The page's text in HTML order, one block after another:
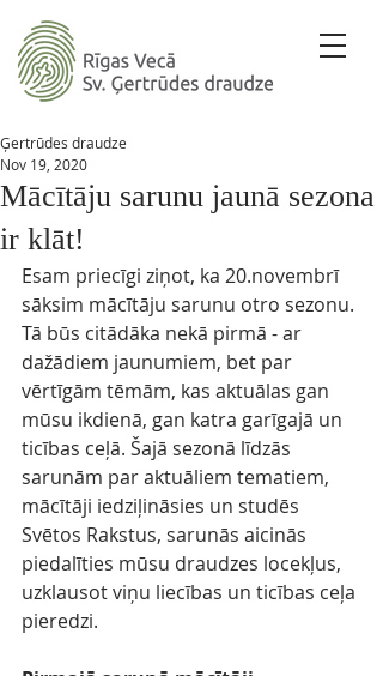
Mācītāju sarunu jaunā sezona
ir klāt!
Ģertrūdes draudze
Nov 19, 2020
Esam priecīgi ziņot, ka 20.novembrī
sāksim mācītāju sarunu otro sezonu.
Tā būs citādāka nekā pirmā - ar
dažādiem jaunumiem, bet par
vērtīgām tēmām, kas aktuālas gan
mūsu ikdienā, gan katra garīgajā un
ticības ceļā. Šajā sezonā līdzās
sarunām par aktuāliem tematiem,
mācītāji iedziļināsies un studēs
Svētos Rakstus, sarunās aicinās
piedalīties mūsu draudzes locekļus,
uzklausot viņu liecības un ticības ceļa
pieredzi.